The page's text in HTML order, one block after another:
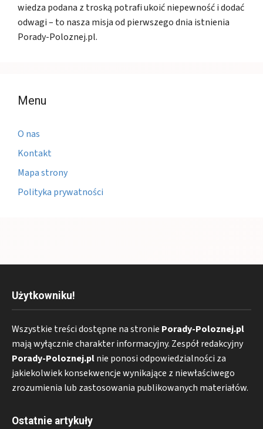
wiedza podana z troską potrafi ukoić niepewność i dodać
odwagi – to nasza misja od pierwszego dnia istnienia
Porady-Poloznej.pl.
Menu
O nas
Kontakt
Mapa strony
Polityka prywatności
Użytkowniku!
Wszystkie treści dostępne na stronie Porady-Poloznej.pl
mają wyłącznie charakter informacyjny. Zespół redakcyjny
Porady-Poloznej.plnie ponosi odpowiedzialności za
jakiekolwiek konsekwencje wynikające z niewłaściwego
zrozumienia lub zastosowania publikowanych materiałów.
Ostatnie artykuły